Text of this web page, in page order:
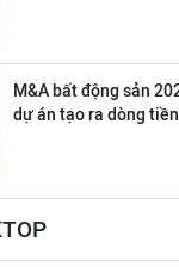
M&A bất động sản
dự án tạo ra dòng